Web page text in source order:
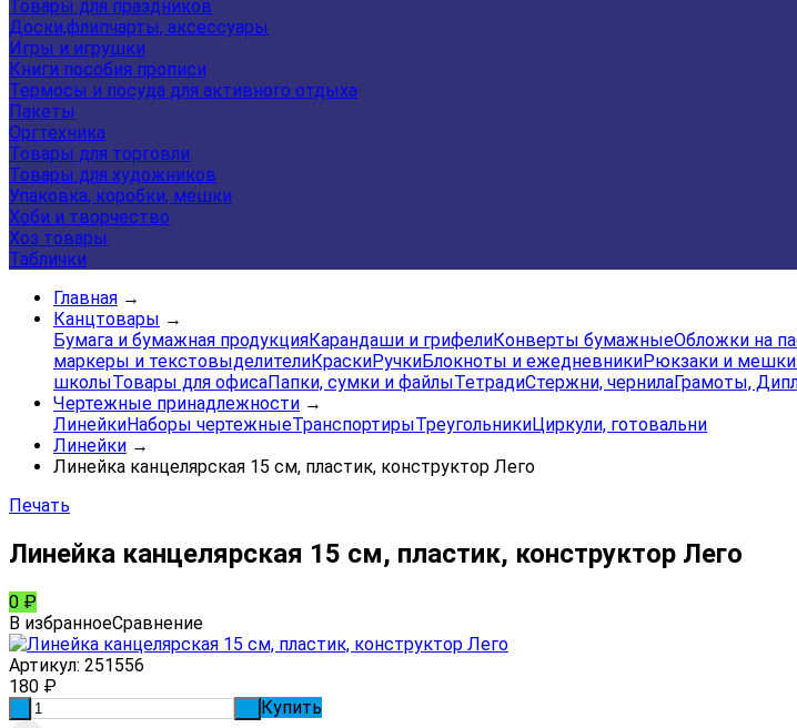
Товары для праздников
Доски,флипчарты, аксессуары
Игры и игрушки
Книги пособия прописи
Термосы и посуда для активного отдыха
Пакеты
Оргтехника
Товары для торговли
Товары для художников
Упаковка, коробки, мешки
Хоби и творчество
Хоз товары
Таблички
Главная →
Канцтовары →
Бумага и бумажная продукцияКарандаши и грифелиКонверты бумажныеОбложки на
маркеры и текстовыделителиКраскиРучкиБлокноты и ежедневникиРюкзаки и мешки
школыТовары для офисаПапки, сумки и файлыТетрадиСтержни, чернилаГрамоты,
Чертежные принадлежности →
ЛинейкиНаборы чертежныеТранспортирыТреугольникиЦиркули, готовальни
Линейки →
Линейка канцелярская 15 см, пластик, конструктор Лего
Печать
Линейка канцелярская 15 см, пластик, конструктор Лего
0 ₽
В избранноеСравнение
Артикул: 251556
180 ₽
Купить